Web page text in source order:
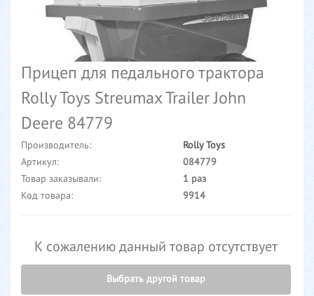
Прицеп для педального трактора
Rolly Toys Streumax Trailer John
Deere 84779
Производитель:
Rolly Toys
Артикул:
084779
Товар заказывали:
1 раз
Код товара:
9914
К сожалению данный товар отсутствует
Выбрать другой товар